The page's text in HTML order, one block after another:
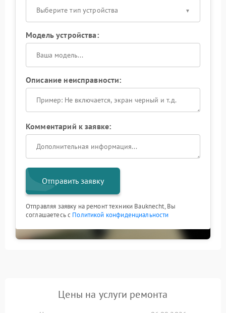
Выберите тип устройства
Модель устройства:
Описание неисправности:
Комментарий к заявке:
Отправить заявку
Отправляя заявку на ремонт техники Bauknecht, Вы
соглашаетесь с Политикой конфиденциальности
Цены на услуги ремонта